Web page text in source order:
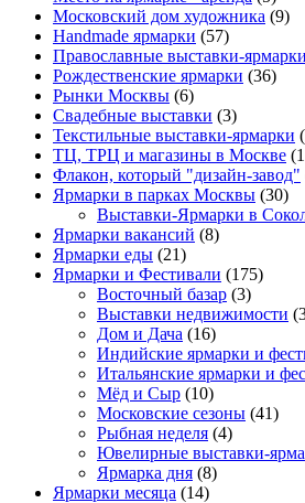
Московский дом художника (9)
Нandmade ярмарки (57)
Православные выставки-ярмарки
Рождественские ярмарки (36)
Рынки Москвы (6)
Свадебные выставки (3)
Текстильные выставки-ярмарки
ТЦ, ТРЦ и магазины в Москве
Флакон, который "дизайн-завод"
Ярмарки в парках Москвы (30)
Выставки-Ярмарки в
Ярмарки вакансий (8)
Ярмарки еды (21)
Ярмарки и Фестивали (175)
Восточный базар (3)
Выставки недвижимости
Дом и Дача (16)
Индийские ярмарки и
Итальянские ярмарки и
Мёд и Сыр (10)
Московские сезоны (41)
Рыбная неделя (4)
Ювелирные выставки-
Ярмарка дня (8)
Ярмарки месяца (14)